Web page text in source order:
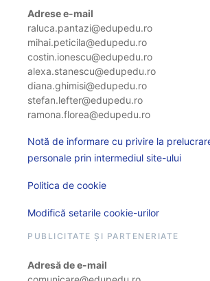
Adrese e-mail
raluca.pantazi@edupedu.ro
mihai.peticila@edupedu.ro
costin.ionescu@edupedu.ro
alexa.stanescu@edupedu.ro
diana.ghimisi@edupedu.ro
stefan.lefter@edupedu.ro
ramona.florea@edupedu.ro
Notă de informare cu privire la
personale prin intermediul site-ului
Politica de cookie
Modifică setarile cookie-urilor
PUBLICITATE ȘI PARTENERIATE
Adresă de e-mail